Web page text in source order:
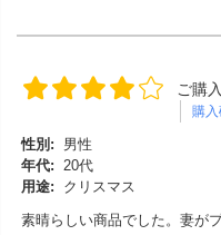
ご購
購
性別:
男性
年代: 20代
用途:
クリスマス
素晴らしい商品でした。妻が